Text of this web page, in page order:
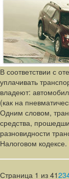
В соответствии с
уплачивать
владеют:
(как на
Одним словом,
средства,
разновидности
Налоговом кодексе.
Страница 1 из 4123